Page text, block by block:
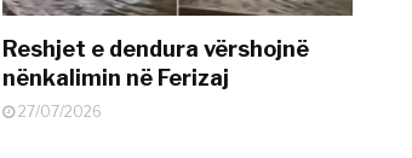
Reshjet e dendura vërshojnë
nënkalimin në Ferizaj
27/07/2026